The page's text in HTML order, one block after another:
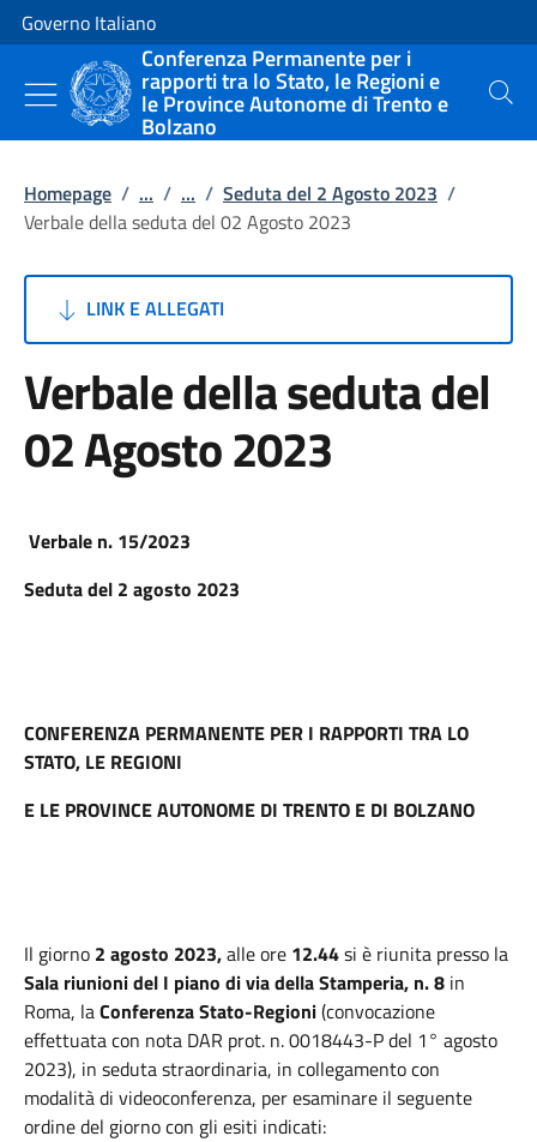
Vai al contenuto
Vai alla navigazione del sito
Governo Italiano
Conferenza Permanente per i
rapporti tra lo Stato, le Regioni e
le Province Autonome di Trento e
Bolzano
Cerca
Homepage / ... / ... / Seduta del 2 Agosto 2023 /
Verbale della seduta del 02 Agosto 2023
LINK E ALLEGATI
Verbale della seduta del
02 Agosto 2023
Verbale n. 15/2023
Seduta del 2 agosto 2023
CONFERENZA PERMANENTE PER I RAPPORTI TRA LO
STATO, LE REGIONI
E LE PROVINCE AUTONOME DI TRENTO E DI BOLZANO
Il giorno 2 agosto 2023,alle ore 12.44si è riunita presso la
Sala riunioni del I piano di via della Stamperia, n. 8 in
Roma, laConferenza Stato-Regioni(convocazione
effettuata con nota DAR prot. n. 0018443-P del 1° agosto
2023), in seduta straordinaria, in collegamento con
modalità di videoconferenza, per esaminare il seguente
ordine del giorno con gli esiti indicati: